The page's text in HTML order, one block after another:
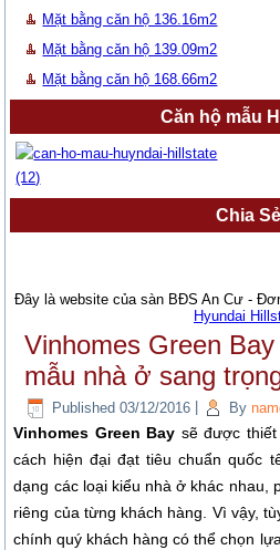
Mặt bằng căn hộ 136.16m2
Mặt bằng căn hộ 139.09m2
Mặt bằng căn hộ 168.66m2
Căn hộ mẫu
Chia Sẻ
Đây là website của sàn BĐS An Cư -
Hyundai
Vinhomes Green
mẫu nhà ở sang
Published 03/12/2016 By
Vinhomes Green Bay sẽ được
cách hiện đại đạt tiêu chuẩn quốc
dạng các loại kiểu nhà ở khác nhau,
riêng của từng khách hàng. Vì vậy,
chính quý khách hàng có thể chọn